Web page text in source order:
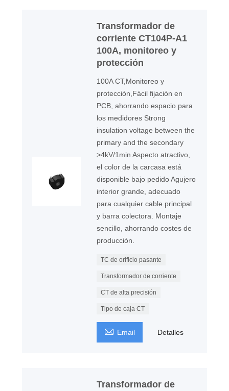
Transformador de
corriente CT104P-A1
100A, monitoreo y
protección
100A CT,Monitoreo y
protección,Fácil fijación en
PCB, ahorrando espacio para
los medidores Strong
insulation voltage between the
primary and the secondary
>4kV/1min Aspecto atractivo,
el color de la carcasa está
disponible bajo pedido Agujero
interior grande, adecuado
para cualquier cable principal
y barra colectora. Montaje
sencillo, ahorrando costes de
producción.
TC de orificio pasante
Transformador de corriente
CT de alta precisión
Tipo de caja CT
 Email Detalles
Transformador de